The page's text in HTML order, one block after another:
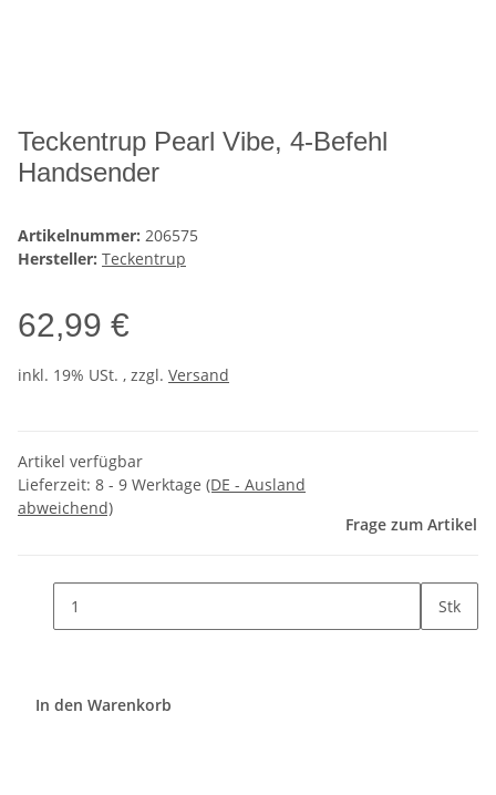
Teckentrup Pearl Vibe, 4-Befehl
Handsender
Artikelnummer: 206575
Hersteller: Teckentrup
62,99 €
inkl. 19% USt. , zzgl. Versand
Artikel verfügbar
Lieferzeit: 8 - 9 Werktage (DE - Ausland
abweichend)
Frage zum Artikel
Stk
In den Warenkorb